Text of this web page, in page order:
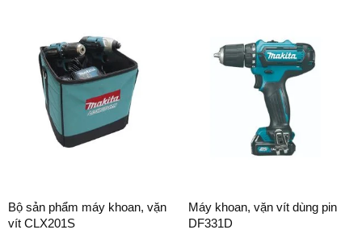
Bộ sản phẩm máy khoan, vặn
vít CLX201S
Máy khoan, vặn vít dùng pin
DF331D